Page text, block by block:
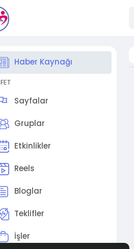
Haber Kaynağı
Sayfalar
Gruplar
Etkinlikler
Reels
Bloglar
Teklifler
İşler